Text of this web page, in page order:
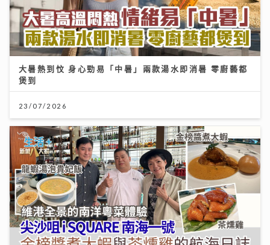
大暑熱到忟 身心勁易「中暑」兩款湯水即消暑 零廚藝都
煲到
23/07/2026